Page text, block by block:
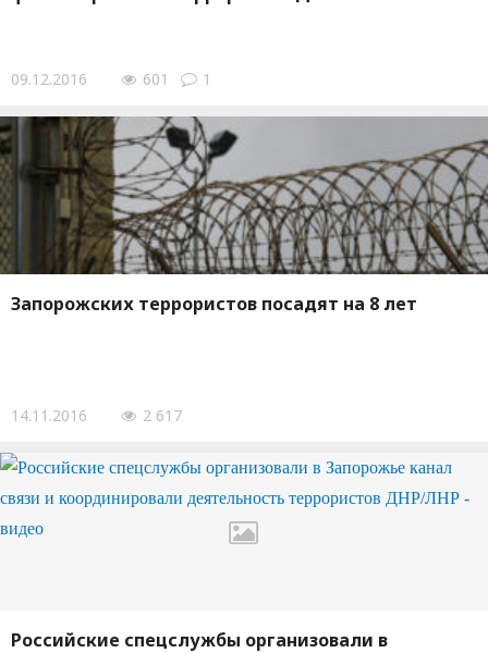
09.12.2016 601 1
Запорожских террористов посадят на 8 лет
14.11.2016 2 617
Российские спецслужбы организовали в